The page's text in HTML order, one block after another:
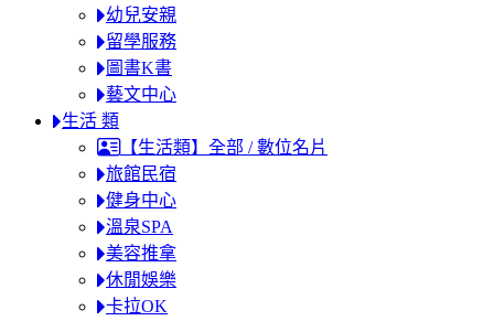
幼兒安親
留學服務
圖書K書
藝文中心
生活 類
【生活類】全部 / 數位名片
旅館民宿
健身中心
溫泉SPA
美容推拿
休閒娛樂
卡拉OK